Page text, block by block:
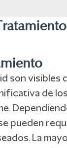
son visibles
de
pueden
La